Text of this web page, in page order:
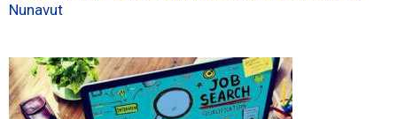
Nunavut